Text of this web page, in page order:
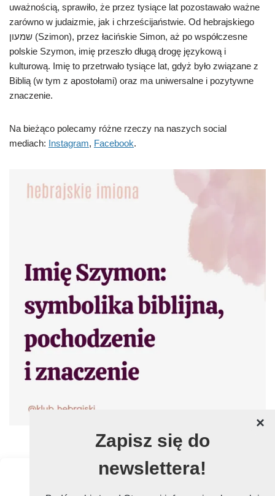
Zarządzaj zgodą
uważnością, sprawiło, że przez tysiące lat pozostawało ważne
zarówno w judaizmie, jak i chrześcijaństwie. Od hebrajskiego
שמעון (Szimon), przez łacińskie Simon, aż po współczesne
polskie Szymon, imię przeszło długą drogę językową i
kulturową. Imię to przetrwało tysiące lat, gdyż było związane z
Biblią (w tym z apostołami) oraz ma uniwersalne i pozytywne
znaczenie.
Na bieżąco polecamy różne rzeczy na naszych social
mediach: Instagram, Facebook.
Zapisz się do
newslettera!
×